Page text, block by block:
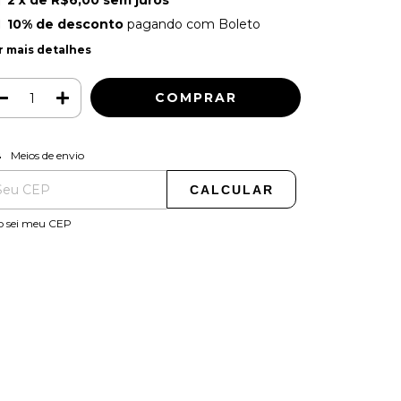
10% de descontopagando com Boleto
mais detalhes
para o CEP:
Meios de envio
CALCULAR
sei meu CEP